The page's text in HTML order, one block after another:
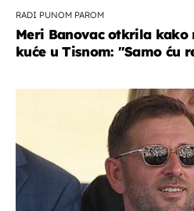
RADI PUNOM PAROM
Meri Banovac otkrila kako
kuće u Tisnom: "Samo ću